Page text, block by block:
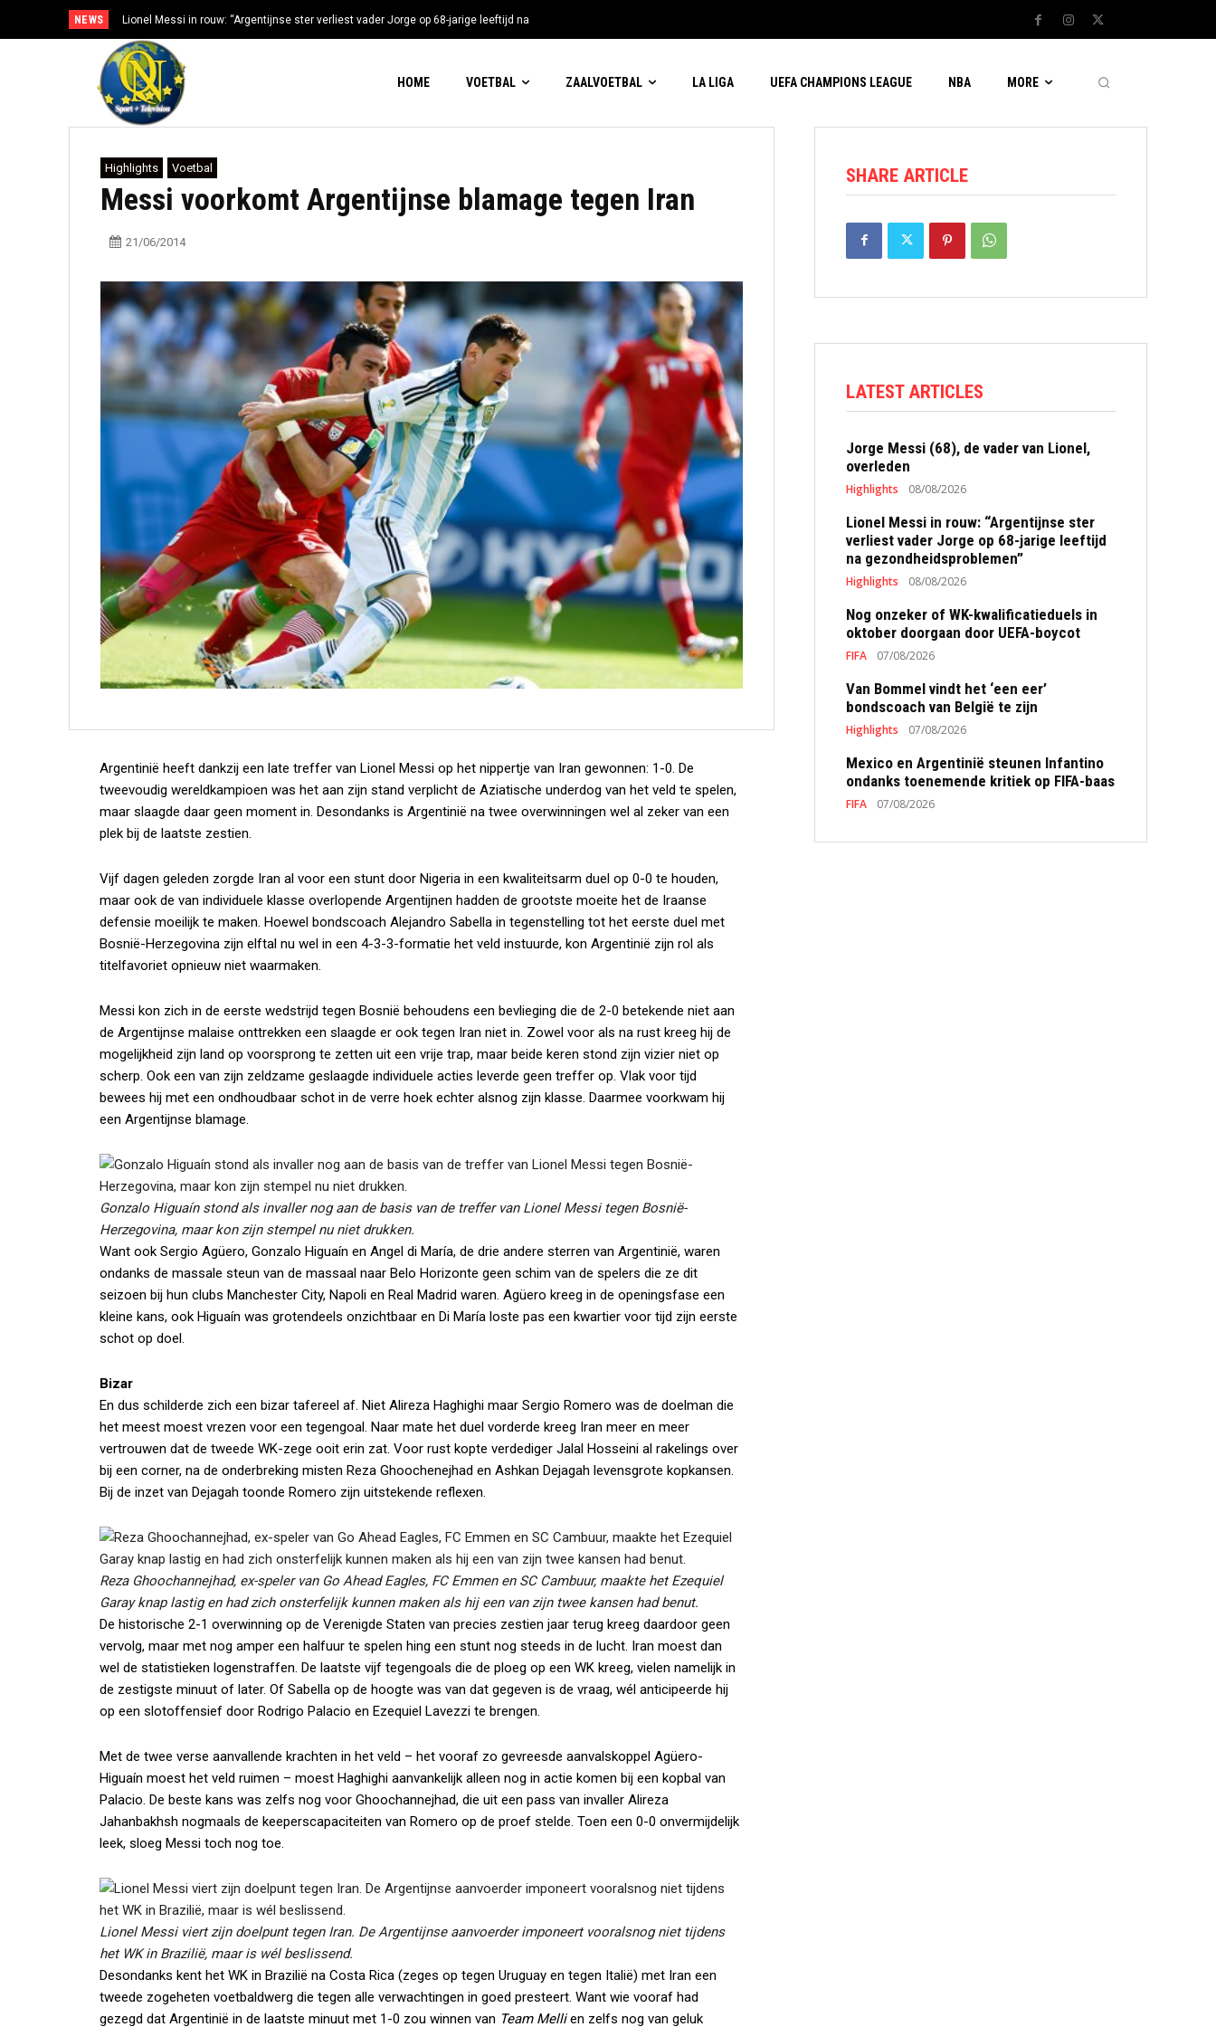
NEWS
Lionel Messi in rouw: “Argentijnse ster verliest vader Jorge op 68-jarige leeftijd na
gezondheidsproblemen”
HOME VOETBAL ZAALVOETBAL LA LIGA UEFA CHAMPIONS LEAGUE NBA MORE
Highlights Voetbal
Messi voorkomt Argentijnse blamage tegen Iran
21/06/2014
Argentinië heeft dankzij een late treffer van Lionel Messi op het nippertje van Iran gewonnen: 1-0. De
tweevoudig wereldkampioen was het aan zijn stand verplicht de Aziatische underdog van het veld te spelen,
maar slaagde daar geen moment in. Desondanks is Argentinië na twee overwinningen wel al zeker van een
plek bij de laatste zestien.
Vijf dagen geleden zorgde Iran al voor een stunt door Nigeria in een kwaliteitsarm duel op 0-0 te houden,
maar ook de van individuele klasse overlopende Argentijnen hadden de grootste moeite het de Iraanse
defensie moeilijk te maken. Hoewel bondscoach Alejandro Sabella in tegenstelling tot het eerste duel met
Bosnië-Herzegovina zijn elftal nu wel in een 4-3-3-formatie het veld instuurde, kon Argentinië zijn rol als
titelfavoriet opnieuw niet waarmaken.
Messi kon zich in de eerste wedstrijd tegen Bosnië behoudens een bevlieging die de 2-0 betekende niet aan
de Argentijnse malaise onttrekken een slaagde er ook tegen Iran niet in. Zowel voor als na rust kreeg hij de
mogelijkheid zijn land op voorsprong te zetten uit een vrije trap, maar beide keren stond zijn vizier niet op
scherp. Ook een van zijn zeldzame geslaagde individuele acties leverde geen treffer op. Vlak voor tijd
bewees hij met een ondhoudbaar schot in de verre hoek echter alsnog zijn klasse. Daarmee voorkwam hij
een Argentijnse blamage.
Gonzalo Higuaín stond als invaller nog aan de basis van de treffer van Lionel Messi tegen Bosnië-
Herzegovina, maar kon zijn stempel nu niet drukken.
Want ook Sergio Agüero, Gonzalo Higuaín en Angel di María, de drie andere sterren van Argentinië, waren
ondanks de massale steun van de massaal naar Belo Horizonte geen schim van de spelers die ze dit
seizoen bij hun clubs Manchester City, Napoli en Real Madrid waren. Agüero kreeg in de openingsfase een
kleine kans, ook Higuaín was grotendeels onzichtbaar en Di María loste pas een kwartier voor tijd zijn eerste
schot op doel.
Bizar
En dus schilderde zich een bizar tafereel af. Niet Alireza Haghighi maar Sergio Romero was de doelman die
het meest moest vrezen voor een tegengoal. Naar mate het duel vorderde kreeg Iran meer en meer
vertrouwen dat de tweede WK-zege ooit erin zat. Voor rust kopte verdediger Jalal Hosseini al rakelings over
bij een corner, na de onderbreking misten Reza Ghoochenejhad en Ashkan Dejagah levensgrote kopkansen.
Bij de inzet van Dejagah toonde Romero zijn uitstekende reflexen.
Reza Ghoochannejhad, ex-speler van Go Ahead Eagles, FC Emmen en SC Cambuur, maakte het Ezequiel
Garay knap lastig en had zich onsterfelijk kunnen maken als hij een van zijn twee kansen had benut.
De historische 2-1 overwinning op de Verenigde Staten van precies zestien jaar terug kreeg daardoor geen
vervolg, maar met nog amper een halfuur te spelen hing een stunt nog steeds in de lucht. Iran moest dan
wel de statistieken logenstraffen. De laatste vijf tegengoals die de ploeg op een WK kreeg, vielen namelijk in
de zestigste minuut of later. Of Sabella op de hoogte was van dat gegeven is de vraag, wél anticipeerde hij
op een slotoffensief door Rodrigo Palacio en Ezequiel Lavezzi te brengen.
Met de twee verse aanvallende krachten in het veld – het vooraf zo gevreesde aanvalskoppel Agüero-
Higuaín moest het veld ruimen – moest Haghighi aanvankelijk alleen nog in actie komen bij een kopbal van
Palacio. De beste kans was zelfs nog voor Ghoochannejhad, die uit een pass van invaller Alireza
Jahanbakhsh nogmaals de keeperscapaciteiten van Romero op de proef stelde. Toen een 0-0 onvermijdelijk
leek, sloeg Messi toch nog toe.
Lionel Messi viert zijn doelpunt tegen Iran. De Argentijnse aanvoerder imponeert vooralsnog niet tijdens
het WK in Brazilië, maar is wél beslissend.
Desondanks kent het WK in Brazilië na Costa Rica (zeges op tegen Uruguay en tegen Italië) met Iran een
tweede zogeheten voetbaldwerg die tegen alle verwachtingen in goed presteert. Want wie vooraf had
gezegd dat Argentinië in de laatste minuut met 1-0 zou winnen van Team Mellien zelfs nog van geluk
SHARE ARTICLE
LATEST ARTICLES
Jorge Messi (68), de vader van Lionel,
overleden
Highlights 08/08/2026
Lionel Messi in rouw: “Argentijnse ster
verliest vader Jorge op 68-jarige leeftijd
na gezondheidsproblemen”
Highlights 08/08/2026
Nog onzeker of WK-kwalificatieduels in
oktober doorgaan door UEFA-boycot
FIFA 07/08/2026
Van Bommel vindt het ‘een eer’
bondscoach van België te zijn
Highlights 07/08/2026
Mexico en Argentinië steunen Infantino
ondanks toenemende kritiek op FIFA-baas
FIFA 07/08/2026